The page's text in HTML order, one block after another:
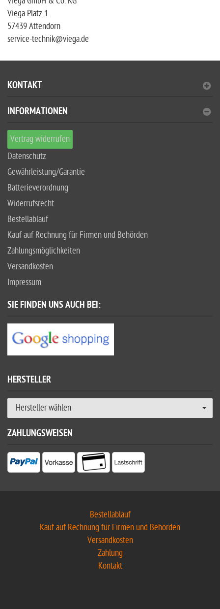
Viega Platz 1
57439 Attendorn
service-technik@viega.de
KONTAKT
INFORMATIONEN
Vertrag widerrufen
Datenschutz
Gewährleistung/Garantie
Batterieverordnung
Widerrufsrecht
Bestellablauf
Kauf auf Rechnung für Firmen und Behörden
Zahlungsmöglichkeiten
Versandkosten
Impressum
SIE FINDEN UNS AUCH BEI:
HERSTELLER
Hersteller wählen
ZAHLUNGSWEISEN
Bestellablauf
Kauf auf Rechnung für Firmen und Behörden
Versandkosten
Zahlung
Kontakt